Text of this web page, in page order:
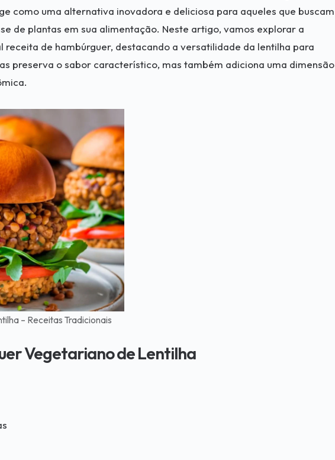
como uma alternativa inovadora e deliciosa para aqueles que buscam
de plantas em sua alimentação. Neste artigo, vamos explorar a
de hambúrguer, destacando a versatilidade da lentilha para
preserva o sabor característico, mas também adiciona uma dimensão
– Receitas Tradicionais
Vegetariano de Lentilha